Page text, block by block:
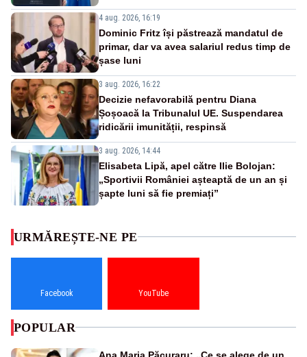
4 aug. 2026, 16:19
Dominic Fritz își păstrează mandatul de
primar, dar va avea salariul redus timp de
șase luni
3 aug. 2026, 16:22
Decizie nefavorabilă pentru Diana
Șoșoacă la Tribunalul UE. Suspendarea
ridicării imunității, respinsă
3 aug. 2026, 14:44
Elisabeta Lipă, apel către Ilie Bolojan:
„Sportivii României așteaptă de un an și
șapte luni să fie premiați”
URMĂREȘTE-NE PE
Facebook YouTube
POPULAR
Ana Maria Păcuraru: „Ce se alege de un